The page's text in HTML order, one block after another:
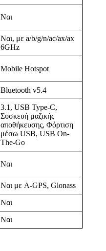
Ναι
Ναι, με a/b/g/n/ac/ax/ax
6GHz
Mobile Hotspot
Bluetooth v5.4
3.1, USB Type-C,
Συσκευή μαζικής
αποθήκευσης, Φόρτιση
μέσω USB, USB On-
The-Go
Ναι
Ναι με A-GPS, Glonass
Ναι
Ναι